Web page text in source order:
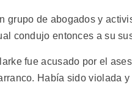
grupo de abogados y
condujo entonces a su
fue acusado por el
Había sido violada